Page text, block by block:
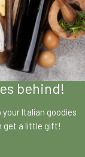
behind!
your Italian goodies
get a little gift!